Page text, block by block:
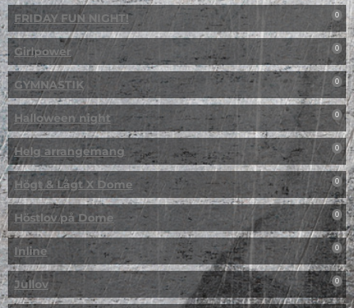
FRIDAY FUN NIGHT! 0
Girlpower 0
GYMNASTIK 0
Halloween night 0
Helg arrangemang 0
Högt & Lågt X Dome 0
Höstlov på Dome 0
Inline 0
Jullov 0